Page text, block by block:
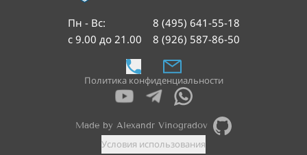
Пн - Вс:
с 9.00 до 21.00
8 (495) 641-55-18
8 (926) 587-86-50
Политика конфиденциальности
Условия использования
Made by Alexandr Vinogradov